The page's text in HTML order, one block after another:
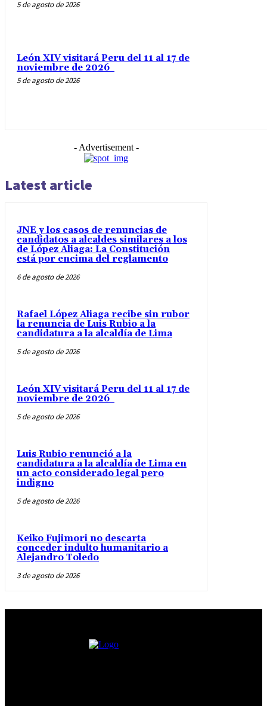
5 de agosto de 2026
León XIV visitará Peru del 11 al 17 de
noviembre de 2026
5 de agosto de 2026
- Advertisement -
Latest article
JNE y los casos de renuncias de
candidatos a alcaldes similares a los
de López Aliaga: La Constitución
está por encima del reglamento
6 de agosto de 2026
Rafael López Aliaga recibe sin rubor
la renuncia de Luis Rubio a la
candidatura a la alcaldía de Lima
5 de agosto de 2026
León XIV visitará Peru del 11 al 17 de
noviembre de 2026
5 de agosto de 2026
Luis Rubio renunció a la
candidatura a la alcaldía de Lima en
un acto considerado legal pero
indigno
5 de agosto de 2026
Keiko Fujimori no descarta
conceder indulto humanitario a
Alejandro Toledo
3 de agosto de 2026